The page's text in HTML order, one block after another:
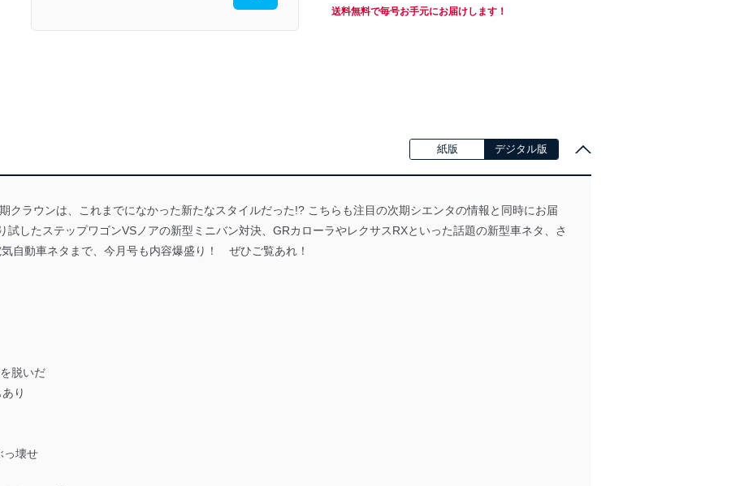
送料無料で毎号お手元にお届けします！
紙版 デジタル版
クラウンは、これまでになかった新たなスタイルだった!? こちらも注目の次期シエンタの情報と同時にお届
したステップワゴンVSノアの新型ミニバン対決、GRカローラやレクサスRXといった話題の新型車ネタ、さ
自動車ネタまで、今月号も内容爆盛り！ ぜひご覧あれ！
脱いだ
り
っ壊せ